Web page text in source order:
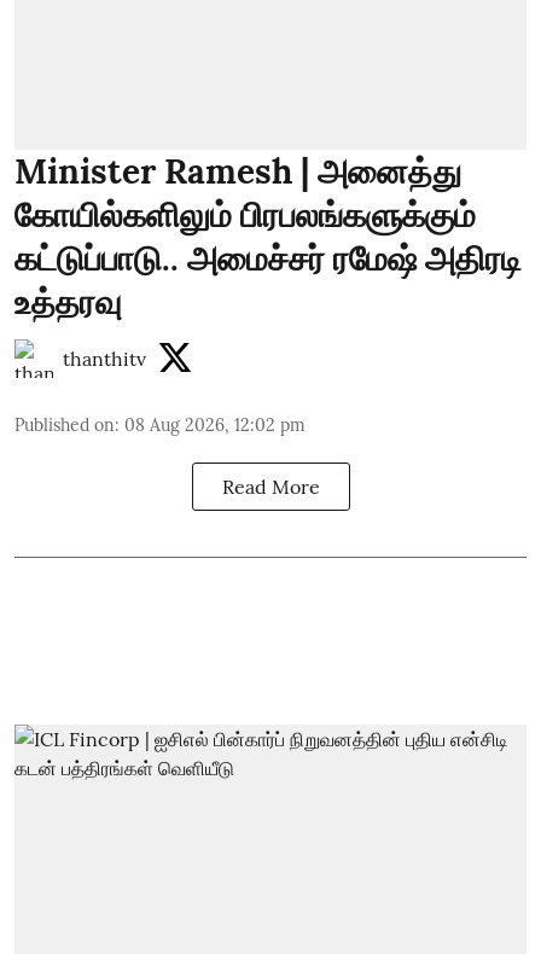
Minister Ramesh | அனைத்து
கோயில்களிலும் பிரபலங்களுக்கும்
கட்டுப்பாடு.. அமைச்சர் ரமேஷ் அதிரடி
உத்தரவு
thanthitv
Published on: 08 Aug 2026, 12:02 pm
Read More